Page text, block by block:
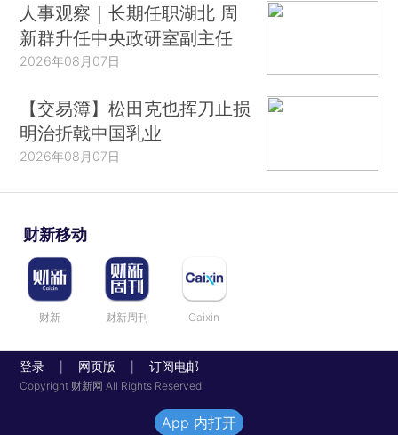
人事观察｜长期任职湖北 周
新群升任中央政研室副主任
2026年08月07日
【交易簿】松田克也挥刀止损
明治折戟中国乳业
2026年08月07日
财新移动
财新 财新周刊 Caixin
登录 网页版 订阅电邮
Copyright 财新网 All Rights Reserved
App 内打开